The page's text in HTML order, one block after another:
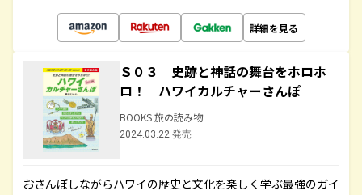
詳細を見る
Ｓ０３ 史跡と神話の舞台をホロホ
ロ！ ハワイカルチャーさんぽ
BOOKS 旅の読み物
2024.03.22 発売
おさんぽしながらハワイの歴史と文化を楽しく学ぶ最強のガイ